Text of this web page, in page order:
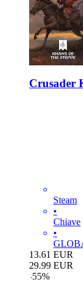
Crusader
Steam
•
Chiave
•
13.61 EUR
29.99 EUR
-55%